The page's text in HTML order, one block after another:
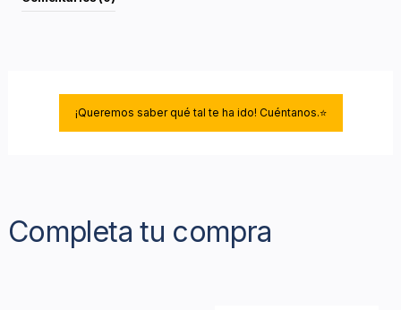
¡Queremos saber qué tal te ha ido! Cuéntanos.⭐
Completa tu compra